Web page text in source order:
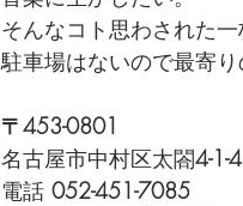
そんなコト思わされた一
駐車場はないので最寄
〒453-0801
名古屋市中村区太閤4-1-4
電話 052-451-7085